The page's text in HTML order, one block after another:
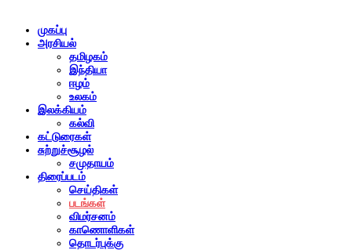
முகப்பு
அரசியல்
தமிழகம்
இந்தியா
ஈழம்
உலகம்
இலக்கியம்
கல்வி
கட்டுரைகள்
சுற்றுச்சூழல்
சமுதாயம்
திரைப்படம்
செய்திகள்
படங்கள்
விமர்சனம்
காணொளிகள்
தொடர்புக்கு